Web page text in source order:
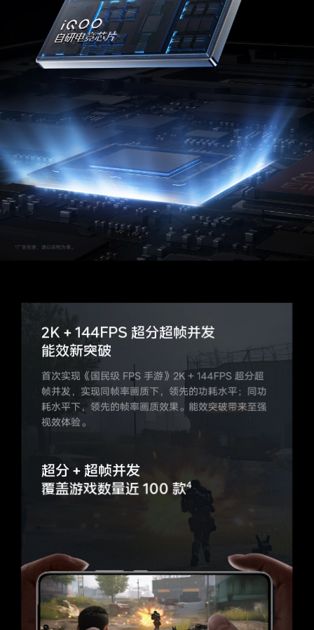
*广告创意，请以实物为准。
2K + 144FPS 超分超帧并发
能效新突破
首次实现《国民级 FPS 手游》2K + 144FPS 超分超
帧并发，实现同帧率画质下，领先的功耗水平；同功
耗水平下，领先的帧率画质效果。能效突破带来至强
视效体验。
超分 + 超帧并发
覆盖游戏数量近 100 款4